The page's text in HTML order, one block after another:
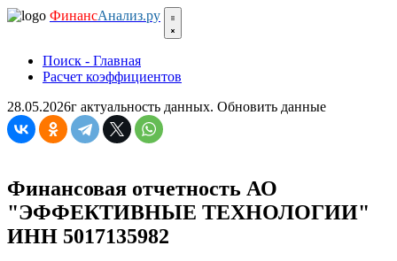
ФинансАнализ.ру
Поиск - Главная
Расчет коэффициентов
28.05.2026г актуальность данных. Обновить данные
Финансовая отчетность АО
"ЭФФЕКТИВНЫЕ ТЕХНОЛОГИИ"
ИНН 5017135982